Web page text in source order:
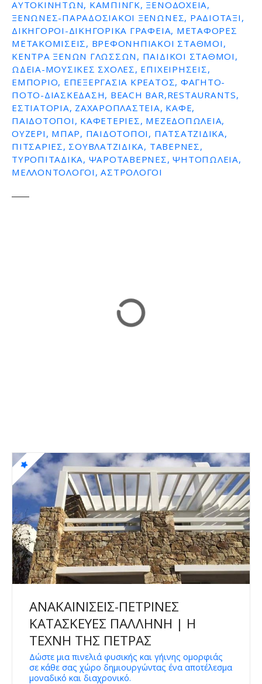
ΑΥΤΟΚΙΝΉΤΩΝ, ΚΆΜΠΙΝΓΚ, ΞΕΝΟΔΟΧΕΊΑ,
ΞΕΝΏΝΕΣ-ΠΑΡΑΔΟΣΙΑΚΟΊ ΞΕΝΏΝΕΣ, ΡΑΔΙΟΤΑΞΊ,
ΔΙΚΗΓΌΡΟΙ-ΔΙΚΗΓΟΡΙΚΆ ΓΡΑΦΕΊΑ, ΜΕΤΑΦΟΡΈΣ
ΜΕΤΑΚΟΜΊΣΕΙΣ, ΒΡΕΦΟΝΗΠΙΑΚΟΊ ΣΤΑΘΜΟΊ,
ΚΈΝΤΡΑ ΞΈΝΩΝ ΓΛΩΣΣΏΝ, ΠΑΙΔΙΚΟΊ ΣΤΑΘΜΟΊ,
ΩΔΕΊΑ-ΜΟΥΣΙΚΈΣ ΣΧΟΛΈΣ, ΕΠΙΧΕΙΡΉΣΕΙΣ,
ΕΜΠΌΡΙΟ, ΕΠΕΞΕΡΓΑΣΊΑ ΚΡΈΑΤΟΣ, ΦΑΓΗΤΌ-
ΠΟΤΌ-ΔΙΑΣΚΈΔΑΣΗ, BEACH BAR,RESTAURANTS,
ΕΣΤΙΑΤΌΡΙΑ, ΖΑΧΑΡΟΠΛΑΣΤΕΊΑ, ΚΑΦΈ,
ΠΑΙΔΌΤΟΠΟΙ, ΚΑΦΕΤΈΡΙΕΣ, ΜΕΖΕΔΟΠΩΛΕΊΑ,
ΟΥΖΕΡΊ, ΜΠΑΡ, ΠΑΙΔΌΤΟΠΟΙ, ΠΑΤΣΑΤΖΊΔΙΚΑ,
ΠΙΤΣΑΡΊΕΣ, ΣΟΥΒΛΑΤΖΊΔΙΚΑ, ΤΑΒΈΡΝΕΣ,
ΤΥΡΟΠΙΤΆΔΙΚΑ, ΨΑΡΟΤΑΒΈΡΝΕΣ, ΨΗΤΟΠΩΛΕΊΑ,
ΜΕΛΛΟΝΤΟΛΟΓΟΙ, ΑΣΤΡΟΛΌΓΟΙ
ΑΝΑΚΑΙΝΙΣΕΙΣ-ΠΕΤΡΙΝΕΣ
ΚΑΤΑΣΚΕΥΕΣ ΠΑΛΛΗΝΗ | Η
ΤΕΧΝΗ ΤΗΣ ΠΕΤΡΑΣ
Δώστε μια πινελιά φυσικής και γήινης ομορφιάς
σε κάθε σας χώρο δημιουργώντας ένα αποτέλεσμα
μοναδικό και διαχρονικό.